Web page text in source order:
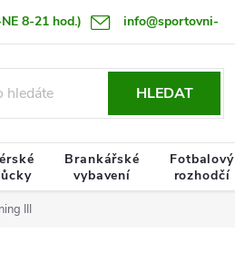
8-21 hod.) info@sportovni-
pomucky.cz
osobních údajů Termín doručení zboží
HLEDAT
Brankářské
vybavení
Fotbalový
rozhodčí
III